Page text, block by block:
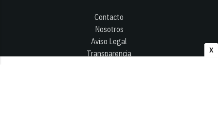
X
Contacto
Nosotros
Aviso Legal
Transparencia